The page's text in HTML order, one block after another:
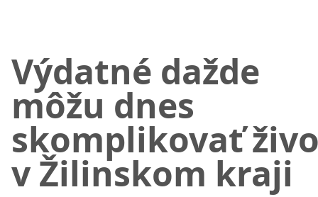
Výdatné dažde
môžu dnes
skomplikovať
v Žilinskom kraji